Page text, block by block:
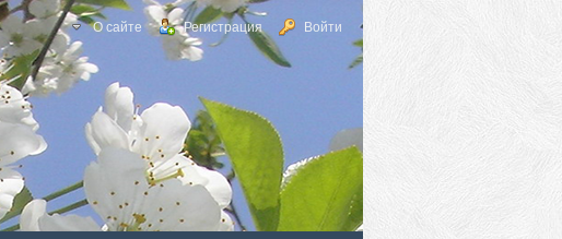
О сайте Регистрация Войти